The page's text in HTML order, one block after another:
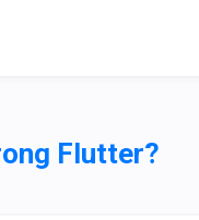
Flutter?